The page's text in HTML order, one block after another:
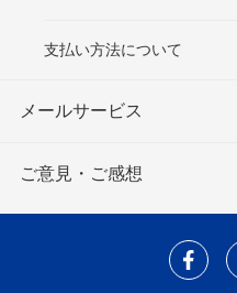
支払い方法について
メールサービス
ご意見・ご感想